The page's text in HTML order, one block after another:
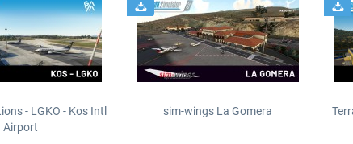
- LGKO - Kos Intl
Airport
sim-wings La Gomera